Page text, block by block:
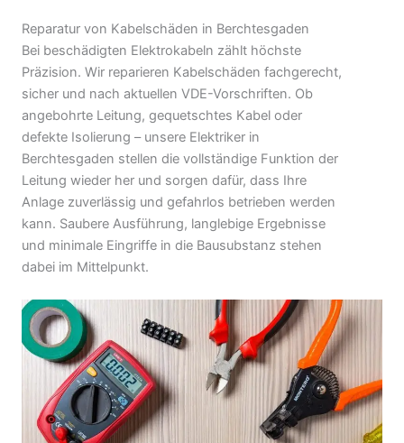
Reparatur von Kabelschäden in Berchtesgaden
Bei beschädigten Elektrokabeln zählt höchste
Präzision. Wir reparieren Kabelschäden fachgerecht,
sicher und nach aktuellen VDE-Vorschriften. Ob
angebohrte Leitung, gequetschtes Kabel oder
defekte Isolierung – unsere Elektriker in
Berchtesgaden stellen die vollständige Funktion der
Leitung wieder her und sorgen dafür, dass Ihre
Anlage zuverlässig und gefahrlos betrieben werden
kann. Saubere Ausführung, langlebige Ergebnisse
und minimale Eingriffe in die Bausubstanz stehen
dabei im Mittelpunkt.